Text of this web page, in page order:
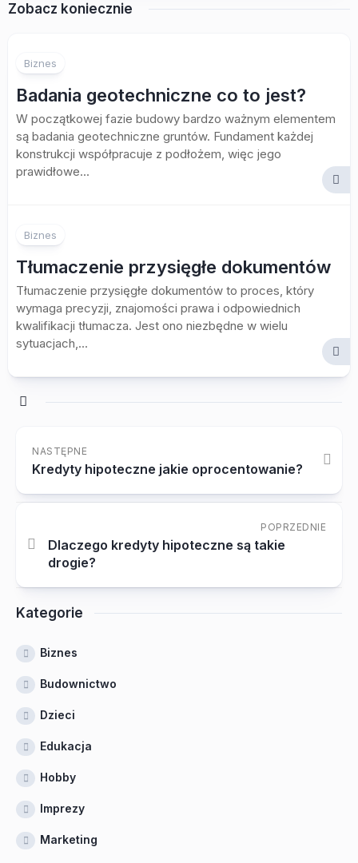
Zobacz koniecznie
Biznes
Badania geotechniczne co to jest?
W początkowej fazie budowy bardzo ważnym elementem
są badania geotechniczne gruntów. Fundament każdej
konstrukcji współpracuje z podłożem, więc jego
prawidłowe...
Biznes
Tłumaczenie przysięgłe dokumentów
Tłumaczenie przysięgłe dokumentów to proces, który
wymaga precyzji, znajomości prawa i odpowiednich
kwalifikacji tłumacza. Jest ono niezbędne w wielu
sytuacjach,...
NASTĘPNE
Kredyty hipoteczne jakie oprocentowanie?
POPRZEDNIE
Dlaczego kredyty hipoteczne są takie
drogie?
Kategorie
Biznes
Budownictwo
Dzieci
Edukacja
Hobby
Imprezy
Marketing